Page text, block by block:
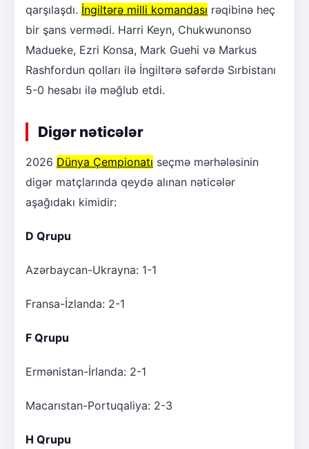
qarşılaşdı. İngiltərə milli komandası rəqibinə heç
bir şans vermədi. Harri Keyn, Chukwunonso
Madueke, Ezri Konsa, Mark Guehi və Markus
Rashfordun qolları ilə İngiltərə səfərdə Sırbistanı
5-0 hesabı ilə məğlub etdi.
Digər nəticələr
2026 Dünya Çempionatı seçmə mərhələsinin
digər matçlarında qeydə alınan nəticələr
aşağıdakı kimidir:
D Qrupu
Azərbaycan-Ukrayna: 1-1
Fransa-İzlanda: 2-1
F Qrupu
Ermənistan-İrlanda: 2-1
Macarıstan-Portuqaliya: 2-3
H Qrupu